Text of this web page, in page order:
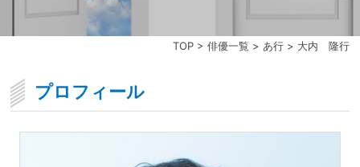
TOP> 俳優一覧 > あ行> 大内 隆行
プロフィール